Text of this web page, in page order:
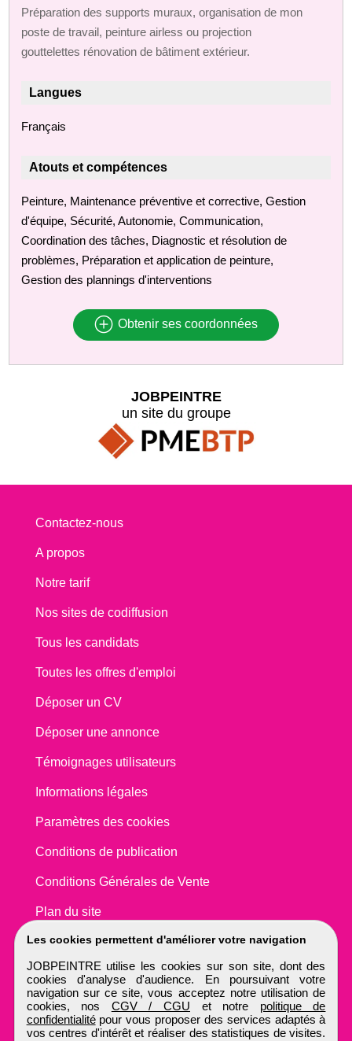
Préparation des supports muraux, organisation de mon
poste de travail, peinture airless ou projection
gouttelettes rénovation de bâtiment extérieur.
Langues
Français
Atouts et compétences
Peinture, Maintenance préventive et corrective, Gestion
d'équipe, Sécurité, Autonomie, Communication,
Coordination des tâches, Diagnostic et résolution de
problèmes, Préparation et application de peinture,
Gestion des plannings d'interventions
Obtenir ses coordonnées
Les cookies permettent d'améliorer votre navigation
JOBPEINTRE utilise les cookies sur son site, dont des
cookies d'analyse d'audience. En poursuivant votre
navigation sur ce site, vous acceptez notre utilisation de
cookies, nos CGV / CGU et notre politique de
confidentialitépour vous proposer des services adaptés à
vos centres d'intérêt et réaliser des statistiques de visites.
JOBPEINTRE
un site du groupe
Contactez-nous
A propos
Notre tarif
Nos sites de codiffusion
Tous les candidats
Toutes les offres d'emploi
Déposer un CV
Déposer une annonce
Témoignages utilisateurs
Informations légales
Paramètres des cookies
Conditions de publication
Conditions Générales de Vente
Plan du site